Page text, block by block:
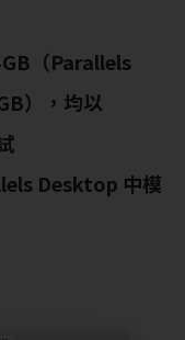
（Parallels
），均以
Desktop 中模